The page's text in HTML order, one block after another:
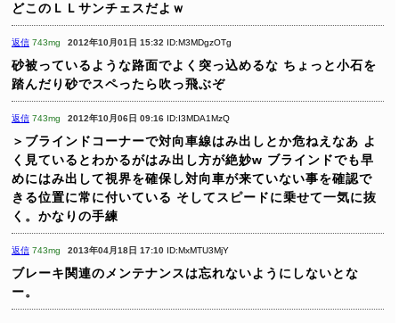
どこのＬＬサンチェスだよｗ
返信 743mg 2012年10月01日 15:32 ID:M3MDgzOTg
砂被っているような路面でよく突っ込めるな ちょっと小石を
踏んだり砂でスペったら吹っ飛ぶぞ
返信 743mg 2012年10月06日 09:16 ID:I3MDA1MzQ
＞ブラインドコーナーで対向車線はみ出しとか危ねえなあ よ
く見ているとわかるがはみ出し方が絶妙w ブラインドでも早
めにはみ出して視界を確保し対向車が来ていない事を確認で
きる位置に常に付いている そしてスピードに乗せて一気に抜
く。かなりの手練
返信 743mg 2013年04月18日 17:10 ID:MxMTU3MjY
ブレーキ関連のメンテナンスは忘れないようにしないとな
ー。